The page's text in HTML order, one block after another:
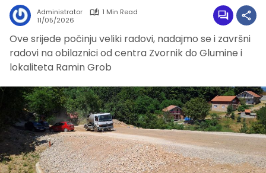
Administrator
1 Min Read
11/05/2026
Ove srijede počinju veliki radovi, nadajmo se i završni
radovi na obilaznici od centra Zvornik do Glumine i
lokaliteta Ramin Grob